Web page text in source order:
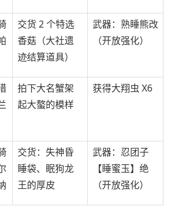
交货 2 个特选
香菇（大社遗
迹结算道具）
武器：熟睡熊改
（开放强化）
拍下大名蟹架
起大螯的模样
获得大翔虫 X6
交货：失神昏
睡袋、眠狗龙
王的厚皮
武器：忍团子
【睡蜜玉】绝
（开放强化）